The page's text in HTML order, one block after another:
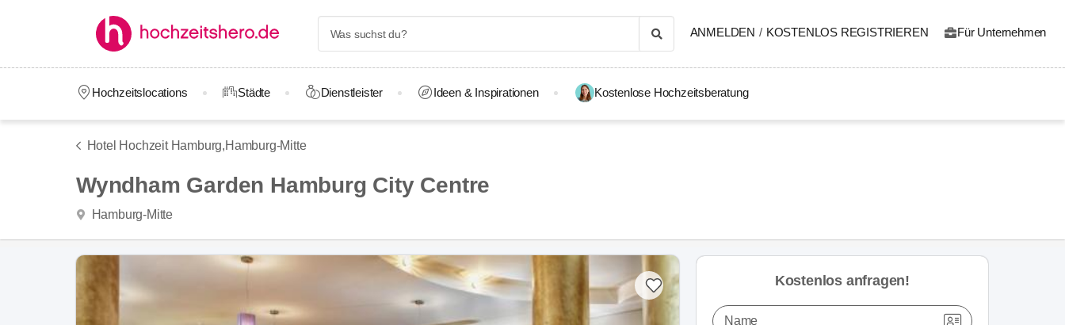
ANMELDEN / KOSTENLOS REGISTRIEREN Für Unternehmen
Hochzeitslocations Städte Dienstleister Ideen & Inspirationen Kostenlose Hochzeitsberatung
Hotel Hochzeit Hamburg,Hamburg-Mitte
Wyndham Garden Hamburg City Centre
Hamburg-Mitte
Kostenlos anfragen!
Name